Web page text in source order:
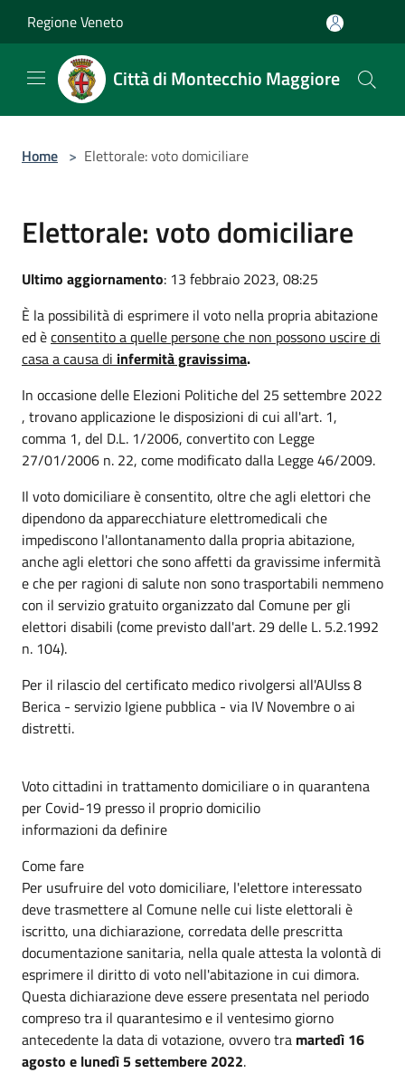
Regione Veneto
Città di Montecchio Maggiore
Home > Elettorale: voto domiciliare
Elettorale: voto domiciliare
Ultimo aggiornamento: 13 febbraio 2023, 08:25
È la possibilità di esprimere il voto nella propria abitazione
ed èconsentito a quelle persone che non possono uscire di
casa a causa di infermità gravissima.
In occasione delle Elezioni Politiche del 25 settembre 2022
, trovano applicazione le disposizioni di cui all'art. 1,
comma 1, del D.L. 1/2006, convertito con Legge
27/01/2006 n. 22, come modificato dalla Legge 46/2009.
Il voto domiciliare è consentito, oltre che agli elettori che
dipendono da apparecchiature elettromedicali che
impediscono l'allontanamento dalla propria abitazione,
anche agli elettori che sono affetti da gravissime infermità
e che per ragioni di salute non sono trasportabili nemmeno
con il servizio gratuito organizzato dal Comune per gli
elettori disabili (come previsto dall'art. 29 delle L. 5.2.1992
n. 104).
Per il rilascio del certificato medico rivolgersi all'AUlss 8
Berica - servizio Igiene pubblica - via IV Novembre o ai
distretti.
Voto cittadini in trattamento domiciliare o in quarantena
per Covid-19 presso il proprio domicilio
informazioni da definire
Come fare
Per usufruire del voto domiciliare, l'elettore interessato
deve trasmettere al Comune nelle cui liste elettorali è
iscritto, una dichiarazione, corredata delle prescritta
documentazione sanitaria, nella quale attesta la volontà di
esprimere il diritto di voto nell'abitazione in cui dimora.
Questa dichiarazione deve essere presentata nel periodo
compreso tra il quarantesimo e il ventesimo giorno
antecedente la data di votazione, ovvero tra martedì 16
agosto e lunedì 5 settembere 2022.